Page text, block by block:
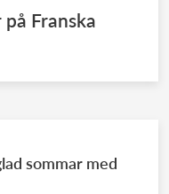
Franska
sommar med